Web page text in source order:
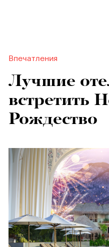
Впечатления
Лучшие
встретить
Рождество